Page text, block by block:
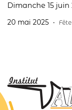
Dimanche 15 juin
ateliers,
20 mai 2025